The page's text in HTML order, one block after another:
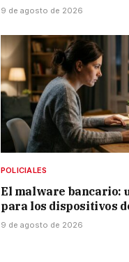
9 de agosto de 2026
POLICIALES
El malware bancario:
para los dispositivos
9 de agosto de 2026